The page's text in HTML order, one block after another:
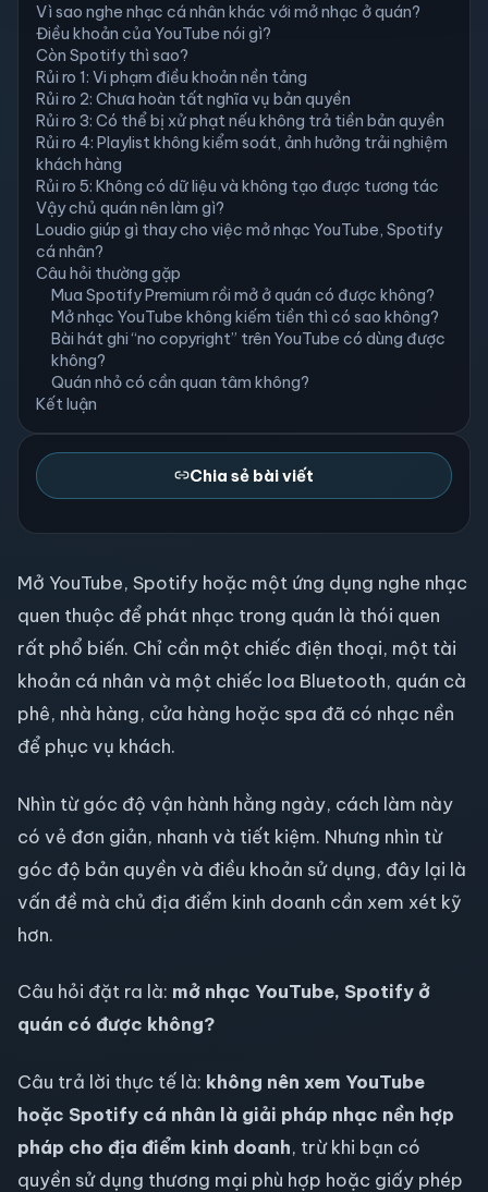
Vì sao nghe nhạc cá nhân khác với mở nhạc ở quán?
Điều khoản của YouTube nói gì?
Còn Spotify thì sao?
Rủi ro 1: Vi phạm điều khoản nền tảng
Rủi ro 2: Chưa hoàn tất nghĩa vụ bản quyền
Rủi ro 3: Có thể bị xử phạt nếu không trả tiền bản quyền
Rủi ro 4: Playlist không kiểm soát, ảnh hưởng trải nghiệm
khách hàng
Rủi ro 5: Không có dữ liệu và không tạo được tương tác
Vậy chủ quán nên làm gì?
Loudio giúp gì thay cho việc mở nhạc YouTube, Spotify
cá nhân?
Câu hỏi thường gặp
Mua Spotify Premium rồi mở ở quán có được không?
Mở nhạc YouTube không kiếm tiền thì có sao không?
Bài hát ghi “no copyright” trên YouTube có dùng được
không?
Quán nhỏ có cần quan tâm không?
Kết luận
Chia sẻ bài viết
Mở YouTube, Spotify hoặc một ứng dụng nghe nhạc
quen thuộc để phát nhạc trong quán là thói quen
rất phổ biến. Chỉ cần một chiếc điện thoại, một tài
khoản cá nhân và một chiếc loa Bluetooth, quán cà
phê, nhà hàng, cửa hàng hoặc spa đã có nhạc nền
để phục vụ khách.
Nhìn từ góc độ vận hành hằng ngày, cách làm này
có vẻ đơn giản, nhanh và tiết kiệm. Nhưng nhìn từ
góc độ bản quyền và điều khoản sử dụng, đây lại là
vấn đề mà chủ địa điểm kinh doanh cần xem xét kỹ
hơn.
Câu hỏi đặt ra là: mở nhạc YouTube, Spotify ở
quán có được không?
Câu trả lời thực tế là: không nên xem YouTube
hoặc Spotify cá nhân là giải pháp nhạc nền hợp
pháp cho địa điểm kinh doanh, trừ khi bạn có
quyền sử dụng thương mại phù hợp hoặc giấy phép